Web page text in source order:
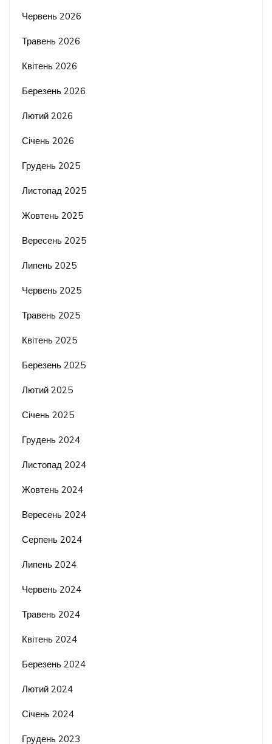
Червень 2026
Травень 2026
Квітень 2026
Березень 2026
Лютий 2026
Січень 2026
Грудень 2025
Листопад 2025
Жовтень 2025
Вересень 2025
Липень 2025
Червень 2025
Травень 2025
Квітень 2025
Березень 2025
Лютий 2025
Січень 2025
Грудень 2024
Листопад 2024
Жовтень 2024
Вересень 2024
Серпень 2024
Липень 2024
Червень 2024
Травень 2024
Квітень 2024
Березень 2024
Лютий 2024
Січень 2024
Грудень 2023